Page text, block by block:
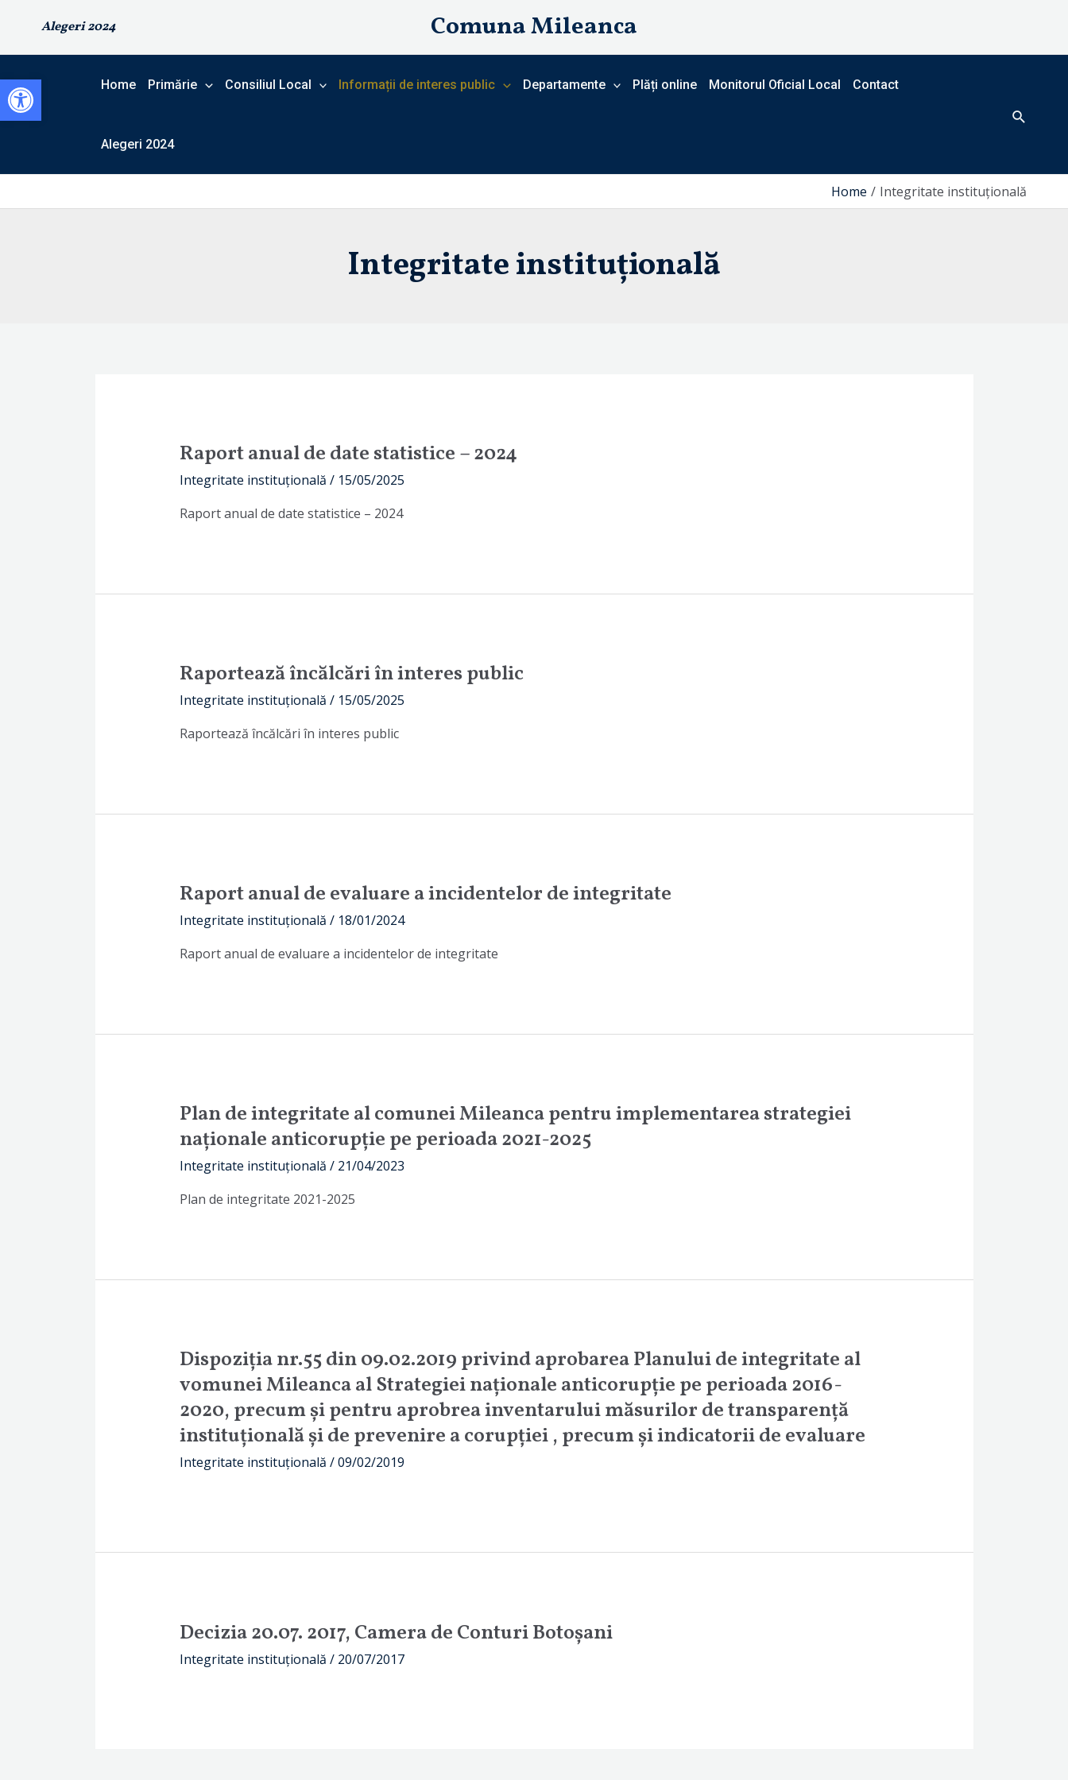
Open toolbar
content
Alegeri 2024 Comuna Mileanca
Home Primărie Consiliul Local Informații de interes public Departamente Plăți online Monitorul Oficial Local Contact
Alegeri 2024
Search
Home Integritate instituțională
Integritate instituțională
Raport anual de date statistice – 2024
Integritate instituțională / 15/05/2025
Raport anual de date statistice – 2024
Raportează încălcări în interes public
Integritate instituțională / 15/05/2025
Raportează încălcări în interes public
Raport anual de evaluare a incidentelor de integritate
Integritate instituțională / 18/01/2024
Raport anual de evaluare a incidentelor de integritate
Plan de integritate al comunei Mileanca pentru implementarea strategiei
naționale anticorupție pe perioada 2021-2025
Integritate instituțională / 21/04/2023
Plan de integritate 2021-2025
Dispoziția nr.55 din 09.02.2019 privind aprobarea Planului de integritate al
vomunei Mileanca al Strategiei naționale anticorupție pe perioada 2016-
2020, precum și pentru aprobrea inventarului măsurilor de transparență
instituțională și de prevenire a corupției , precum și indicatorii de evaluare
Integritate instituțională /09/02/2019
Decizia 20.07. 2017, Camera de Conturi Botoșani
Integritate instituțională / 20/07/2017